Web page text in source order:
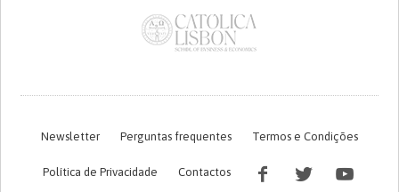
Newsletter Perguntas frequentes Termos e Condições
Política de Privacidade Contactos